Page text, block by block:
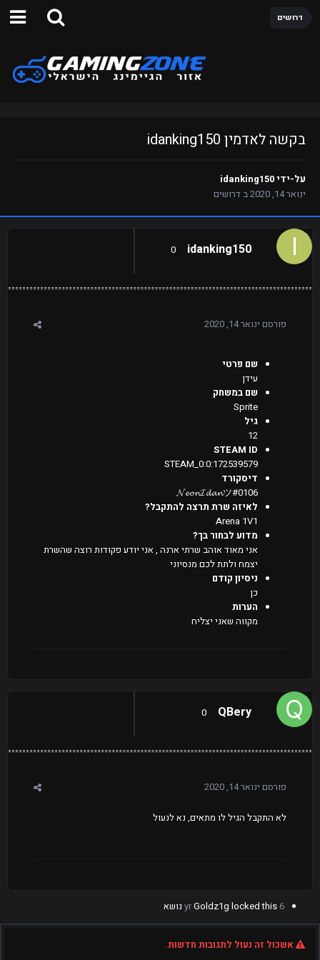
דרושים
בקשה לאדמין idanking150
על-ידיidanking150
ינואר 14, 2020
בדרושים
idanking150
0
פורסם ינואר 14, 2020
שם פרטי
עידן
שם במשחק
Sprite
גיל
12
STEAM ID
STEAM_0:0:172539579
דיסקורד
𝓝𝓮𝓸𝓷𝓘𝓭𝓪𝓷ツ#0106
לאיזה שרת תרצה להתקבל?
Arena 1V1
מדוע לבחור בך?
אני מאוד אוהב שרתי ארנה , אני יודע פקודות רוצה שהשרת
יצמח ולתת לכם מנסיוני
ניסיון קודם
כן
הערות
מקווה שאני יצליח
QBery
0
פורסם ינואר 14, 2020
לא התקבל הגיל לו מתאים, נא לנעול
6 yr
Goldz1g locked this נושא
אשכול זה נעול לתגובות חדשות.